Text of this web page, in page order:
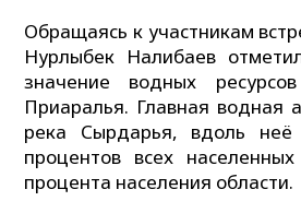
Обращаясь к участникам
Нурлыбек Налибаев
значение водных
Приаралья. Главная водная
река Сырдарья, вдоль
процентов всех
процента населения области.